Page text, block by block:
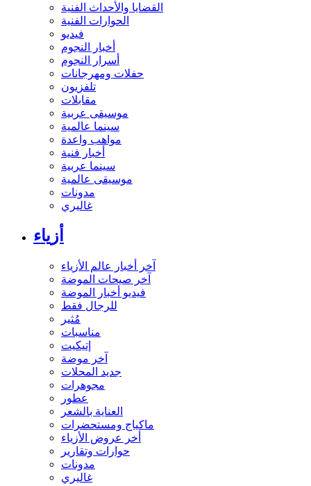
القضايا والأحداث الفنية
الحوارات الفنية
فيديو
أخبار النجوم
أسرار النجوم
حفلات ومهرجانات
تلفزيون
مقابلات
موسيقى عربية
سينما عالمية
مواهب واعدة
أخبار فنية
سينما عربية
موسيقى عالمية
مدونات
غاليري
أزياء
آخر أخبار عالم الأزياء
آخر صيحات الموضة
فيديو أخبار الموضة
للرجال فقط
مُثير
مناسبات
إتيكيت
آخر موضة
جديد المحلات
مجوهرات
عطور
العناية بالشعر
ماكياج ومستحضرات
أخر عروض الأزياء
حوارات وتقارير
مدونات
غاليري